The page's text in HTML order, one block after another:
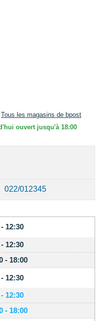
Tous les magasins de bpost
ouvert jusqu'à 18:00
12:30
12:30
- 18:00
12:30
12:30
- 18:00
022/012345